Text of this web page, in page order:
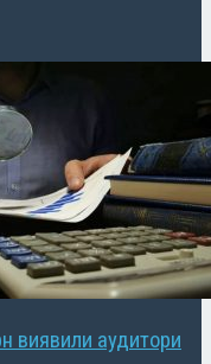
виявили аудитори